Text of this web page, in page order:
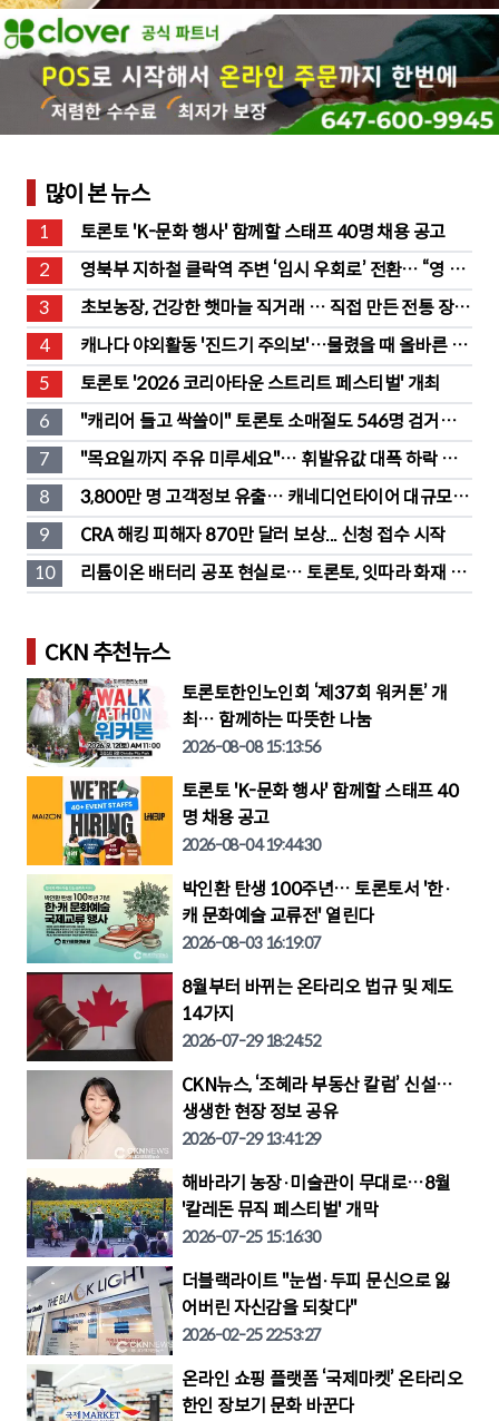
많이 본 뉴스
1
토론토 'K-문화 행사' 함께할 스태프 40명 채용 공고
2
영북부 지하철 클락역 주변 ‘임시 우회로’ 전환… “영 스
트리트 바뀐다”
3
초보농장, 건강한 햇마늘 직거래 … 직접 만든 전통 장류
도 판매
4
캐나다 야외활동 '진드기 주의보'…물렸을 때 올바른 대
처법은?
5
토론토 '2026 코리아타운 스트리트 페스티벌' 개최
6
"캐리어 들고 싹쓸이" 토론토 소매절도 546명 검거…
훔친 물건 재유통
7
"목요일까지 주유 미루세요"… 휘발유값 대폭 하락 예
고
8
3,800만 명 고객정보 유출… 캐네디언타이어 대규모 집
단소송 직면
9
CRA 해킹 피해자 870만 달러 보상... 신청 접수 시작
10
리튬이온 배터리 공포 현실로… 토론토, 잇따라 화재 발
생
CKN 추천뉴스
토론토한인노인회 ‘제37회 워커톤’ 개
최… 함께하는 따뜻한 나눔
2026-08-08 15:13:56
토론토 'K-문화 행사' 함께할 스태프 40
명 채용 공고
2026-08-04 19:44:30
박인환 탄생 100주년… 토론토서 '한·
캐 문화예술 교류전' 열린다
2026-08-03 16:19:07
8월부터 바뀌는 온타리오 법규 및 제도
14가지
2026-07-29 18:24:52
CKN뉴스, ‘조혜라 부동산 칼럼’ 신설…
생생한 현장 정보 공유
2026-07-29 13:41:29
해바라기 농장·미술관이 무대로…8월
'칼레돈 뮤직 페스티벌' 개막
2026-07-25 15:16:30
더블랙라이트 "눈썹·두피 문신으로 잃
어버린 자신감을 되찾다"
2026-02-25 22:53:27
온라인 쇼핑 플랫폼 ‘국제마켓’ 온타리오
한인 장보기 문화 바꾼다